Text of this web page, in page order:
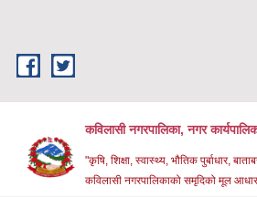
कविलासी नगरपालिका, नगर
"कृषि, शिक्षा, स्वास्थ्य, भौतिक पुर्बाधार,
कविलासी नगरपालिकाको समृदिको मूल